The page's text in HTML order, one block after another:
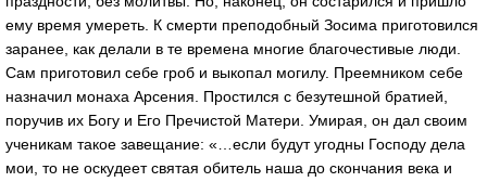
ему время умереть. К смерти преподобный Зосима приготовился
заранее, как делали в те времена многие благочестивые люди.
Сам приготовил себе гроб и выкопал могилу. Преемником себе
назначил монаха Арсения. Простился с безутешной братией,
поручив их Богу и Его Пречистой Матери. Умирая, он дал своим
ученикам такое завещание: «…если будут угодны Господу дела
мои, то не оскудеет святая обитель наша до скончания века и